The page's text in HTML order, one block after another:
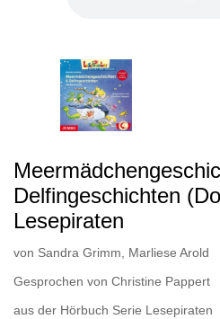
Delfingeschichten
Lesepiraten
von Sandra Grimm
Marliese Arold
Gesprochen von Christine Pappert
aus der Hörbuch Serie Lesepiraten